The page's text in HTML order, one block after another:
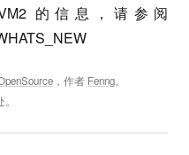
的信息，请参阅
，作者 Fenng。